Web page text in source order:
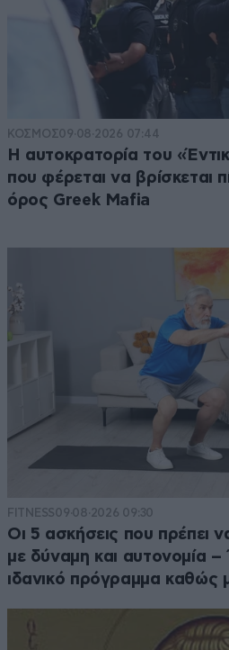
ΚΟΣΜΟΣ09·08·2026 07:44
Η αυτοκρατορία του
που φέρεται να βρίσκεται
όρος Greek Mafia
FITNESS09·08·2026 09:30
Οι 5 ασκήσεις που πρέπει
με δύναμη και αυτονομία
ιδανικό πρόγραμμα καθώς